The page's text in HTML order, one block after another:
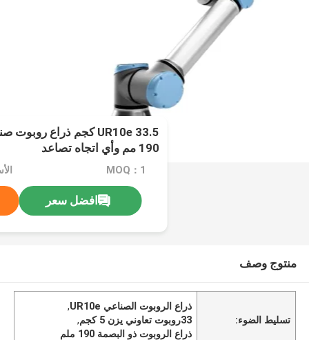
190 مم وأي اتجاه تصاعد
MOQ：1
افضل سعر
منتوج وصف
تسليط الضوء:
ذراع الروبوت الصناعي UR10e
,
33روبوت تعاوني يزن 5 كجم
,
ذراع الروبوت ذو البصمة 190 ملم